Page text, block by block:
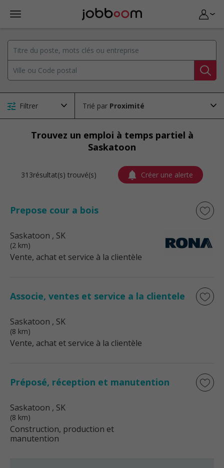
Filtrer Trié par
Trouvez un emploi à temps partiel à
Saskatoon
313résultat(s) trouvé(s) Créer une alerte
Prepose cour a bois
Saskatoon , SK
(2 km)
Vente, achat et service à la clientèle
Associe, ventes et service a la clientele
Saskatoon , SK
(8 km)
Vente, achat et service à la clientèle
Préposé, réception et manutention
Saskatoon , SK
(8 km)
Construction, production et
manutention